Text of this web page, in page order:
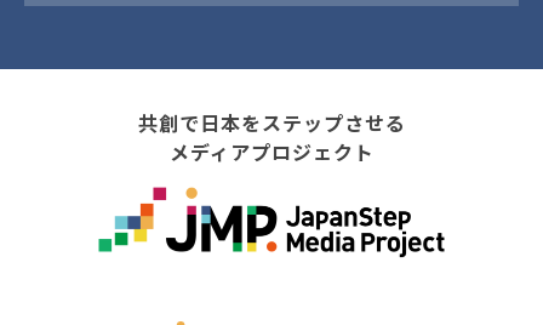
共創で日本をステップさせる
メディアプロジェクト